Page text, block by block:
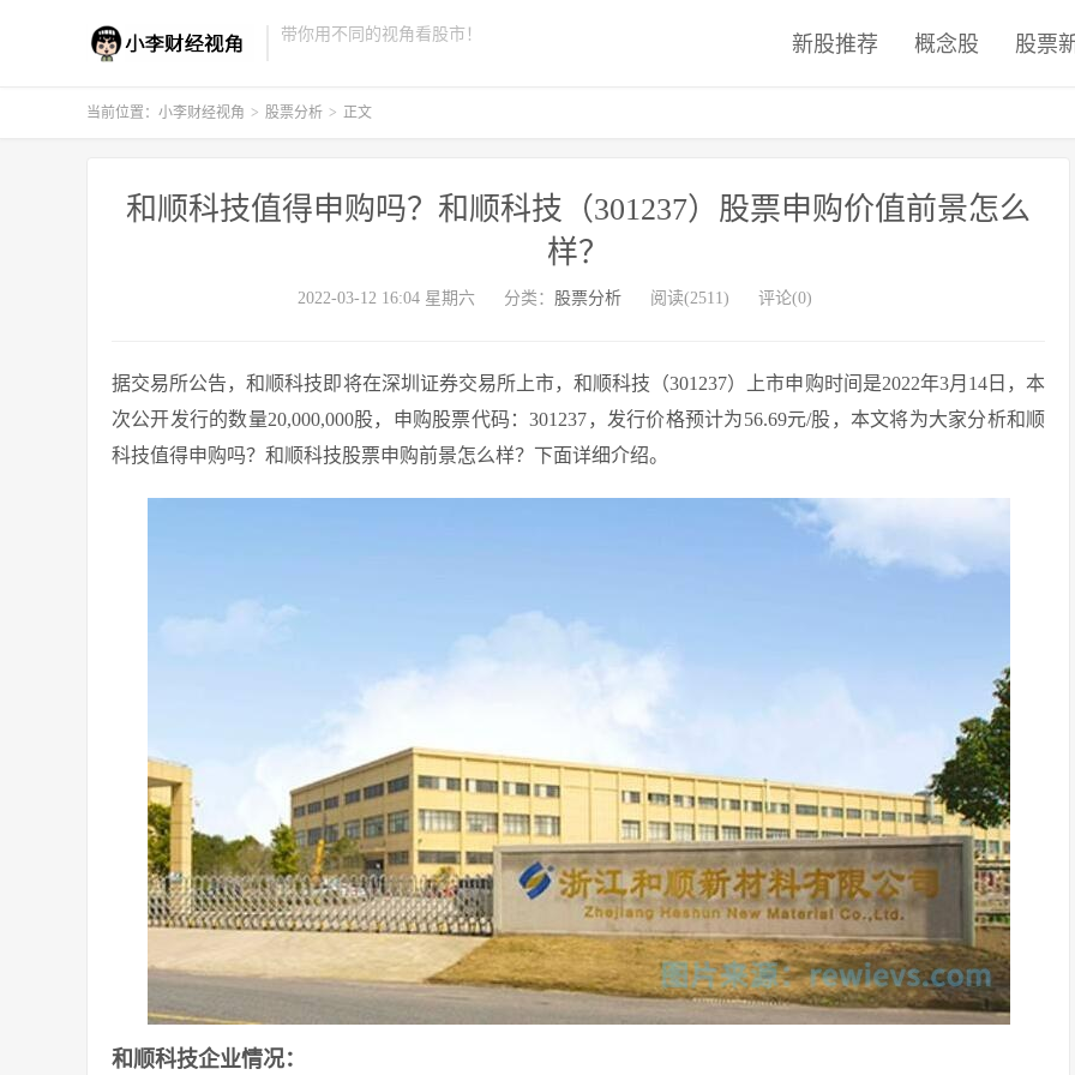
带你用不同的视角看股市！ 新股推荐 概念股 股票
当前位置： 小李财经视角 > 股票分析 > 正文
和顺科技值得申购吗？和顺科技（301237）股票申购价值前景怎么
样？
2022-03-12 16:04 星期六 分类： 股票分析 阅读(2511) 评论(0)
据交易所公告，和顺科技即将在深圳证券交易所上市，和顺科技（301237）上市申购时间是2022年3月14日，本
次公开发行的数量20,000,000股，申购股票代码：301237，发行价格预计为56.69元/股，本文将为大家分析和顺
科技值得申购吗？和顺科技股票申购前景怎么样？下面详细介绍。
和顺科技企业情况：